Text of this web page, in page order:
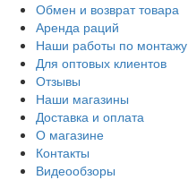
Обмен и возврат товара
Аренда раций
Наши работы по монтажу
Для оптовых клиентов
Отзывы
Наши магазины
Доставка и оплата
О магазине
Контакты
Видеообзоры